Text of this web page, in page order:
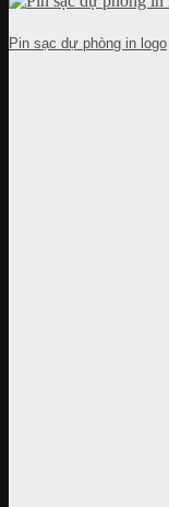
Pin sạc dự phòng in logo